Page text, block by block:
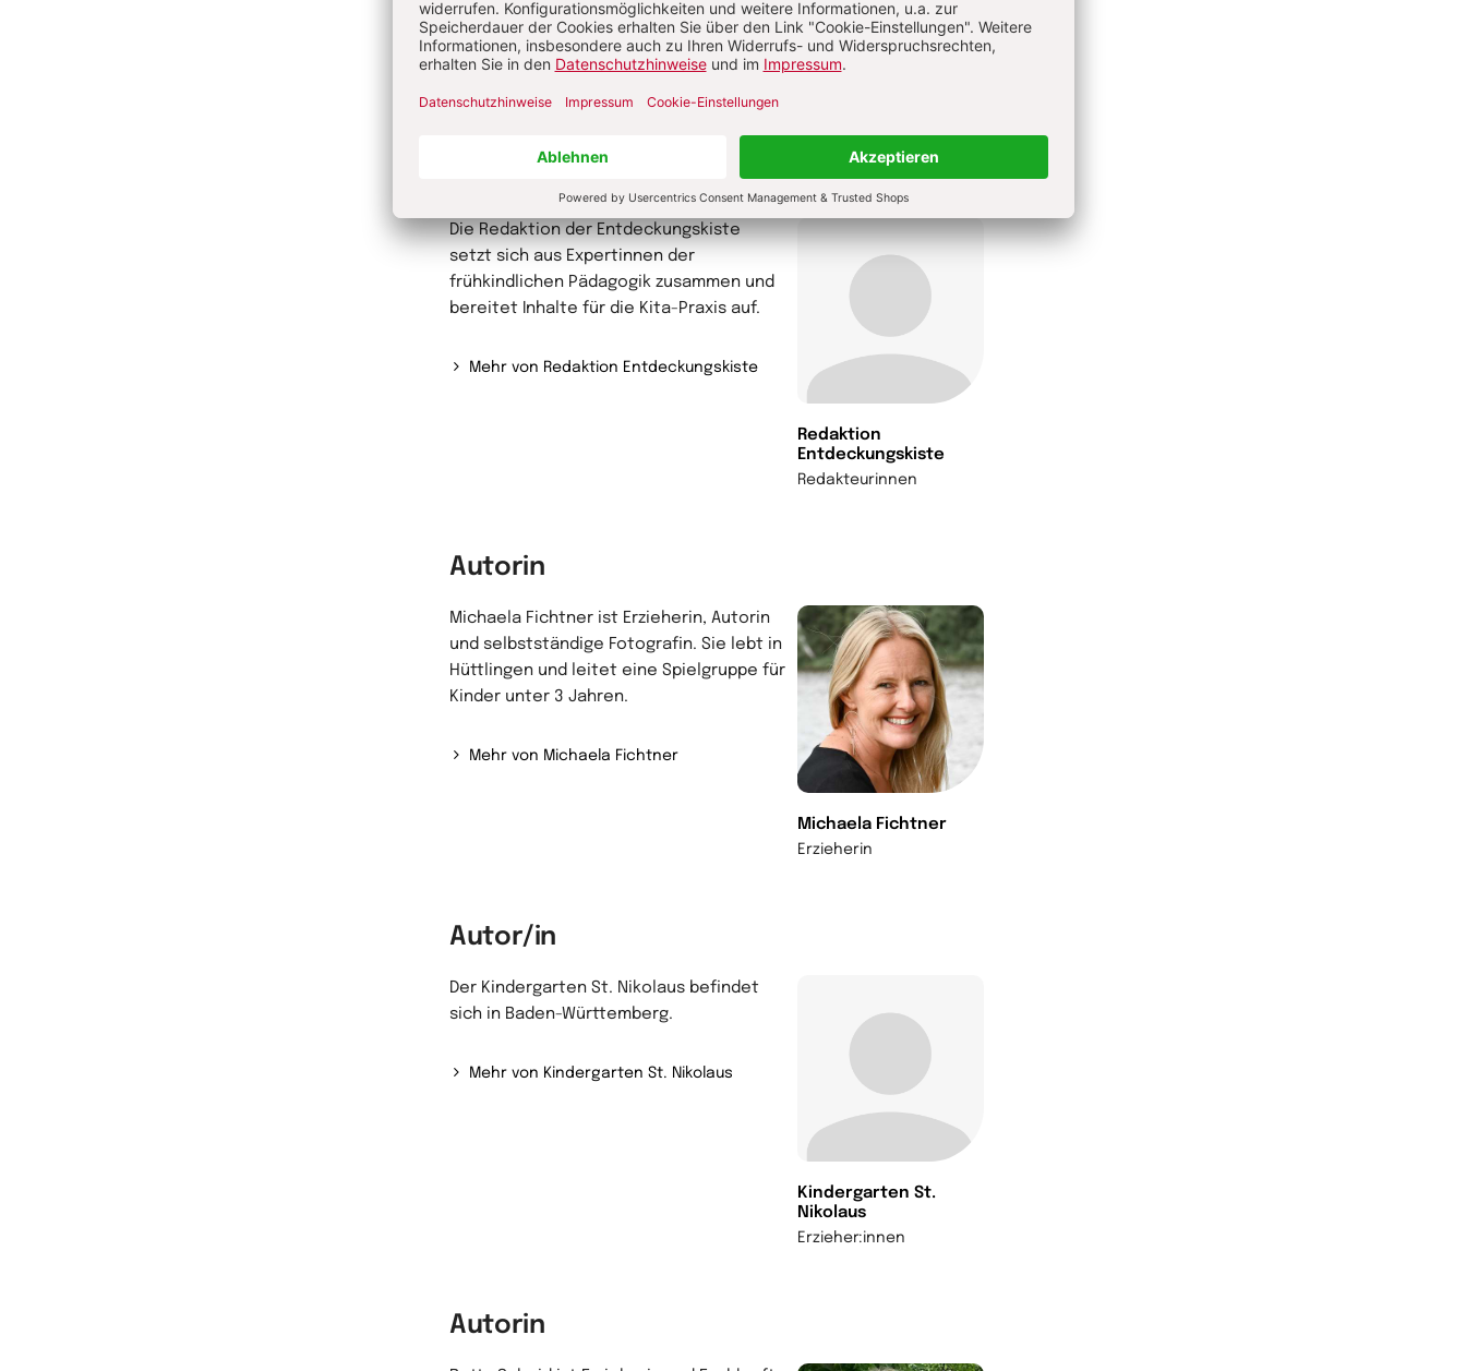
Michael Fink
Erzieher.
Mehr von Michael Fink
Redaktion
Entdeckungskiste
Redakteurinnen
Die Redaktion der Entdeckungskiste
setzt sich aus Expertinnen der
frühkindlichen Pädagogik zusammen und
bereitet Inhalte für die Kita-Praxis auf.
Mehr von Redaktion Entdeckungskiste
Autorin
Michaela Fichtner
Erzieherin
Michaela Fichtner ist Erzieherin, Autorin
und selbstständige Fotografin. Sie lebt in
Hüttlingen und leitet eine Spielgruppe für
Kinder unter 3 Jahren.
Mehr von Michaela Fichtner
Autor/in
Kindergarten St.
Nikolaus
Erzieher:innen
Der Kindergarten St. Nikolaus befindet
sich in Baden-Württemberg.
Mehr von Kindergarten St. Nikolaus
Autorin